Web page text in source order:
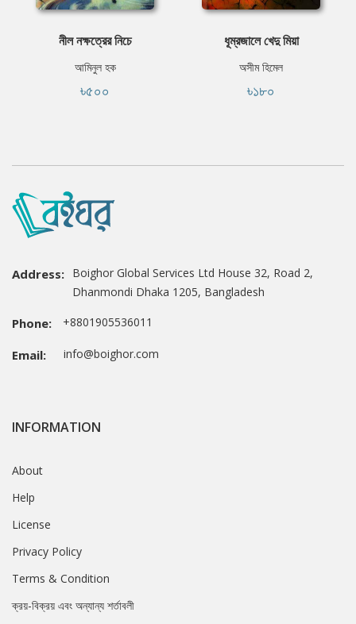
নীল নক্ষত্রের নিচে
আমিনুল হক
৳৫০০
ধূম্রজালে খেদু মিয়া
অসীম হিমেল
৳১৮০
Address: Boighor Global Services Ltd House 32, Road 2,
Dhanmondi Dhaka 1205, Bangladesh
Phone: +8801905536011
Email: info@boighor.com
INFORMATION
About
Help
License
Privacy Policy
Terms & Condition
ক্রয়-বিক্রয় এবং অন্যান্য শর্তাবলী